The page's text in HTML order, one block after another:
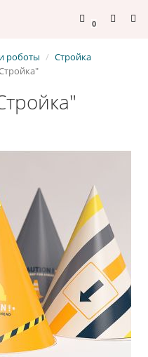
0
роботы
Стройка